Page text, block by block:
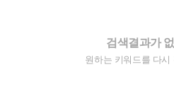
검색결과가
원하는 키워드를 다시